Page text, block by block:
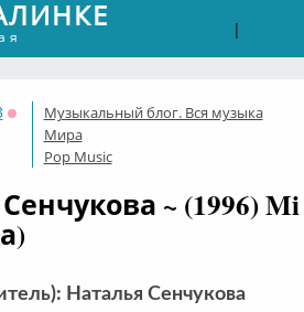
|
Оффлайн
Музыкальный блог. Вся музыка
Мира
Pop Music
~ (1996) Mi
Наталья Сенчукова